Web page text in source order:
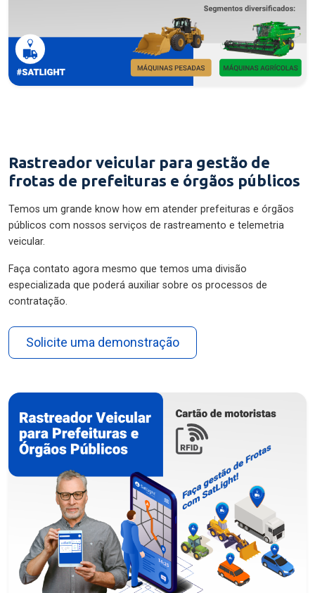
Rastreador veicular para gestão de
frotas de prefeituras e órgãos públicos
Temos um grande know how em atender prefeituras e órgãos
públicos com nossos serviços de rastreamento e telemetria
veicular.
Faça contato agora mesmo que temos uma divisão
especializada que poderá auxiliar sobre os processos de
contratação.
Solicite uma demonstração